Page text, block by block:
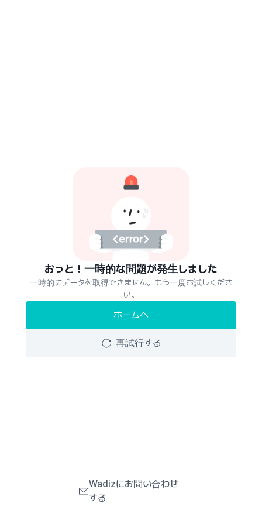
おっと！一時的な問題が発生しました
一時的にデータを取得できません。もう一度お試しくださ
い。
ホームへ
再試行する
Wadizにお問い合わせ
する